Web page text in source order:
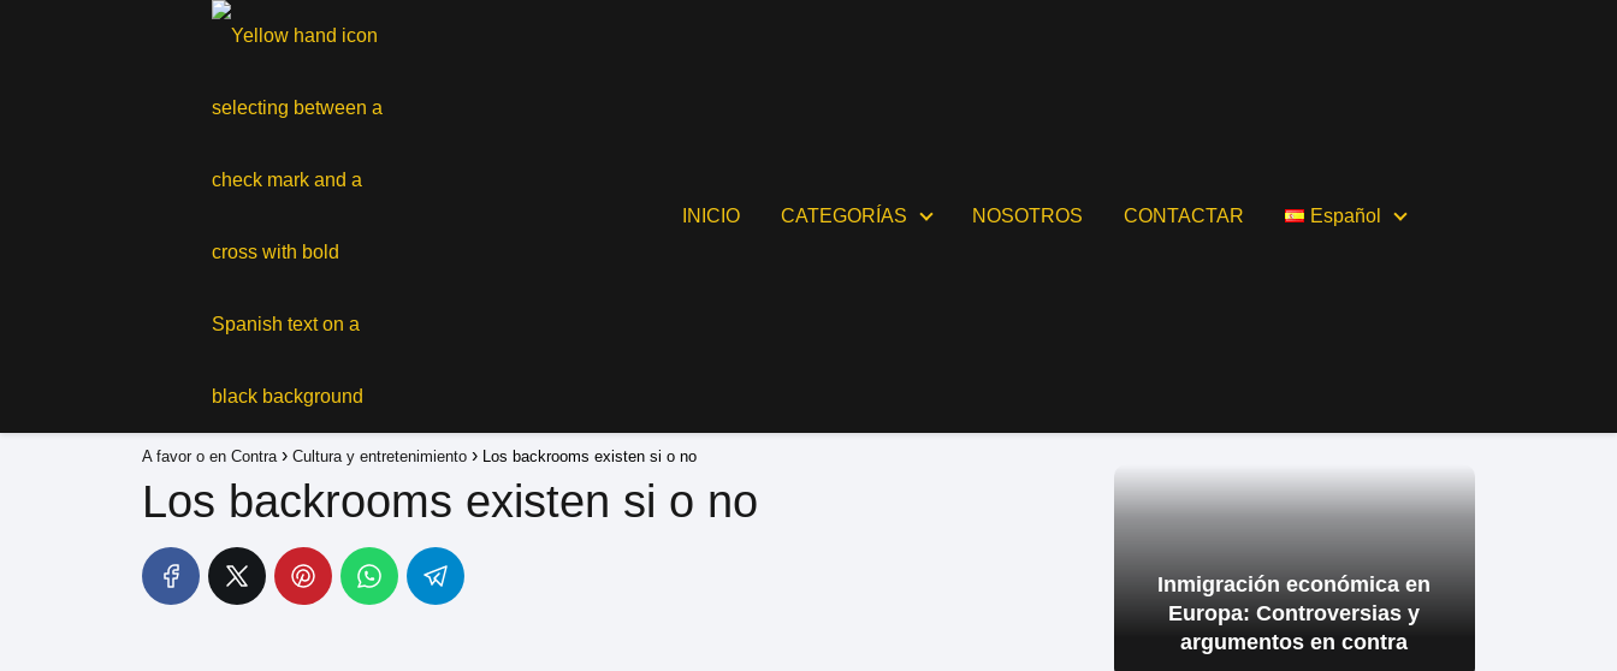
INICIO CATEGORÍAS NOSOTROS CONTACTAR Español
A favor o en Contra Cultura y entretenimiento Los backrooms existen si o no
Los backrooms existen si o no
Inmigración económica en
Europa: Controversias y
argumentos en contra